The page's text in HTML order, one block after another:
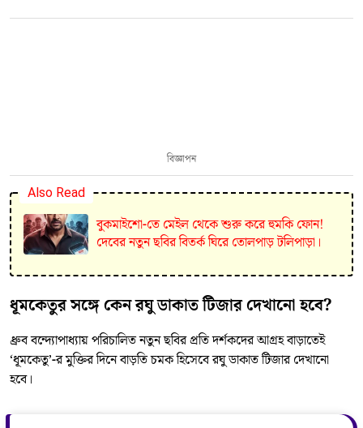
বিজ্ঞাপন
Also Read
বুকমাইশো-তে মেইল থেকে শুরু করে হুমকি ফোন!
দেবের নতুন ছবির বিতর্ক ঘিরে তোলপাড় টলিপাড়া।
ধূমকেতুর সঙ্গে কেন রঘু ডাকাত টিজার দেখানো হবে?
ধ্রুব বন্দ্যোপাধ্যায় পরিচালিত নতুন ছবির প্রতি দর্শকদের আগ্রহ বাড়াতেই
‘ধূমকেতু’-র মুক্তির দিনে বাড়তি চমক হিসেবে রঘু ডাকাত টিজার দেখানো
হবে।